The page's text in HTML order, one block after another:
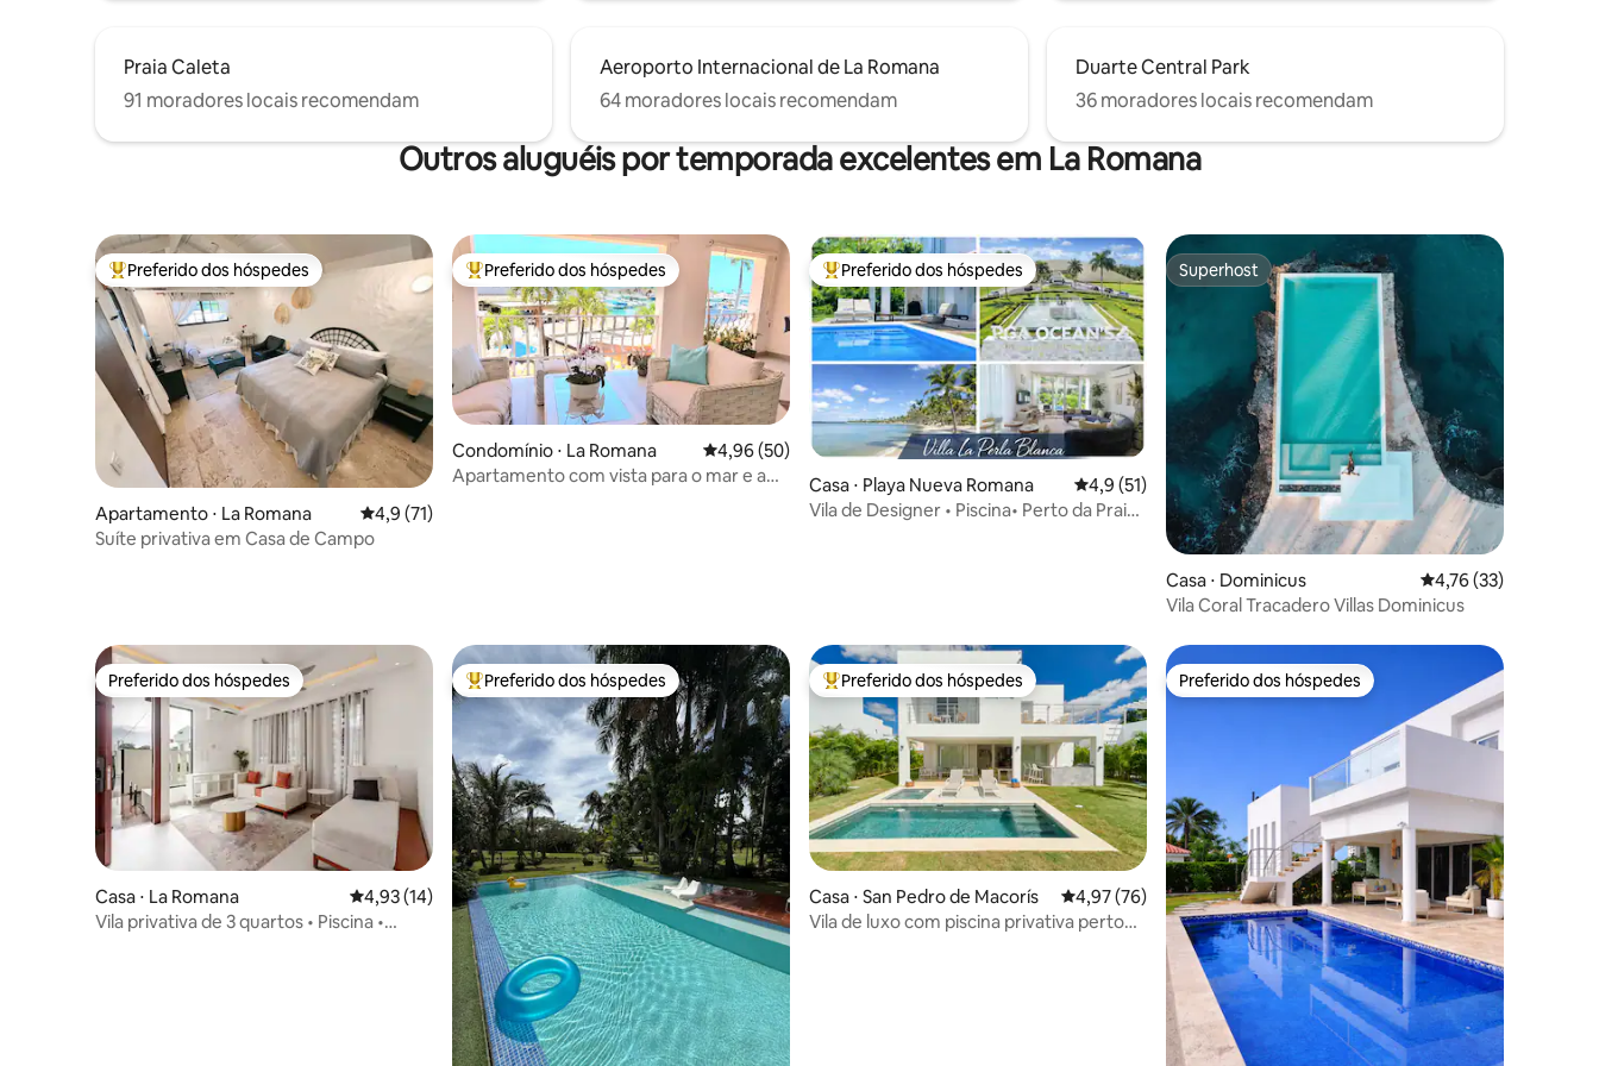
Praia Caleta
91 moradores locais recomendam
Aeroporto Internacional de La Romana
64 moradores locais recomendam
Duarte Central Park
36 moradores locais recomendam
Outros aluguéis por temporada excelentes em La Romana
Entre os melhores preferidos dos hóspedes
Preferido dos hóspedes
Apartamento ⋅ La Romana 4,9 de uma avaliação média de 5, 71 avaliações
4,9 (71)
Suíte privativa em Casa de Campo
Entre os melhores preferidos dos hóspedes
Preferido dos hóspedes
Condomínio ⋅ La Romana 4,96 de uma avaliação média de 5, 50 avaliações
4,96 (50)
Apartamento com vista para o mar e a
Entre os melhores preferidos dos hóspedes
Preferido dos hóspedes
Casa ⋅ Playa Nueva Romana 4,9 de uma avaliação média de 5, 51 avaliações
4,9 (51)
Vila de Designer • Piscina• Perto da Praia
Superhost
Superhost
Casa ⋅ Dominicus 4,76 de uma
4,76 (33)
Vila Coral Tracadero Villas Dominicus
Preferido dos hóspedes
Preferido dos hóspedes
Casa ⋅ La Romana 4,93 de uma avaliação média de 5, 14 avaliações
4,93 (14)
Vila privativa de 3 quartos • Piscina •
Entre os melhores preferidos dos hóspedes
Preferido dos hóspedes Entre os melhores preferidos dos hóspedes
Preferido dos hóspedes
Casa ⋅ San Pedro de Macorís 4,97 de uma avaliação média de 5, 76 avaliações
4,97 (76)
Vila de luxo com piscina privativa perto
Preferido dos hóspedes
Preferido dos hóspedes